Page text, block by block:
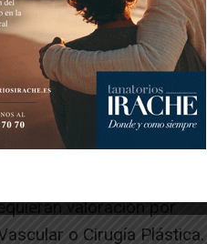
puede comunicar con el
un comentario o el
concebido para agilizar
de lesiones
el uso de
o reincidentes. En
para tratar otro
valoración por
o Cirugía Plástica.